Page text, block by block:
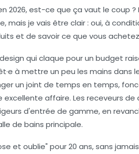
2026, est-ce que ça vaut le coup ?
mais je vais être clair : oui, à
et de savoir ce que vous
qui claque pour un budget
à mettre un peu les mains dans
un joint de temps en temps,
excellente affaire. Les receveurs de
d'entrée de gamme, en
de bains principale.
et oublie" pour 20 ans, sans